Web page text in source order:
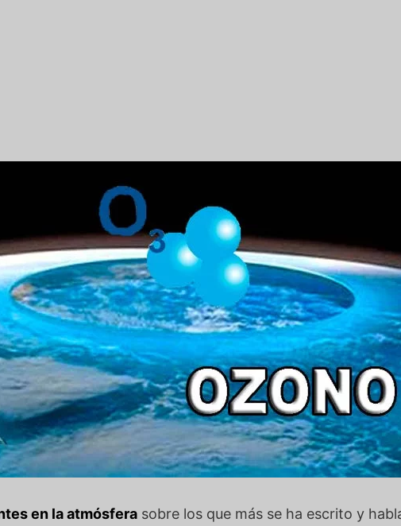
en la atmósfera sobre los que más se ha escrito y